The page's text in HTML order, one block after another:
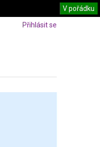
Přihlásit se
V pořádku